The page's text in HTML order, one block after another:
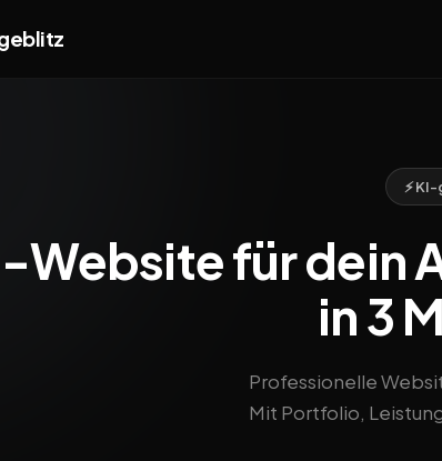
⚡
Website für dein
in 3
Professionelle
Mit Portfolio,